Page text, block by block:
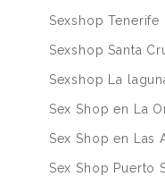
Sexshop Tenerife
Sexshop Santa
Sexshop La
Sex Shop en La
Sex Shop en Las
Sex Shop Puerto